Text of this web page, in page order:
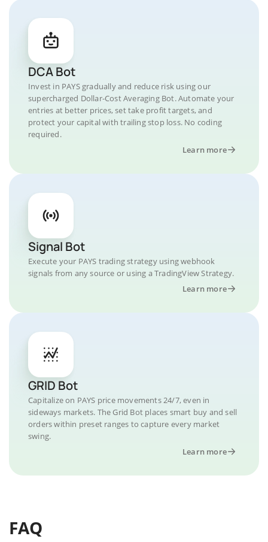
DCA Bot
Invest in PAYS gradually and reduce risk using our
supercharged Dollar-Cost Averaging Bot. Automate your
entries at better prices, set take profit targets, and
protect your capital with trailing stop loss. No coding
required.
Learn more
Signal Bot
Execute your PAYS trading strategy using webhook
signals from any source or using a TradingView Strategy.
Learn more
GRID Bot
Capitalize on PAYS price movements 24/7, even in
sideways markets. The Grid Bot places smart buy and sell
orders within preset ranges to capture every market
swing.
Learn more
FAQ